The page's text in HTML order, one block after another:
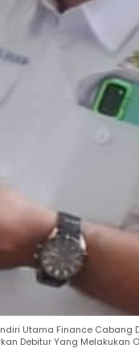
Utama Finance Cabang
Debitur Yang Melakukan